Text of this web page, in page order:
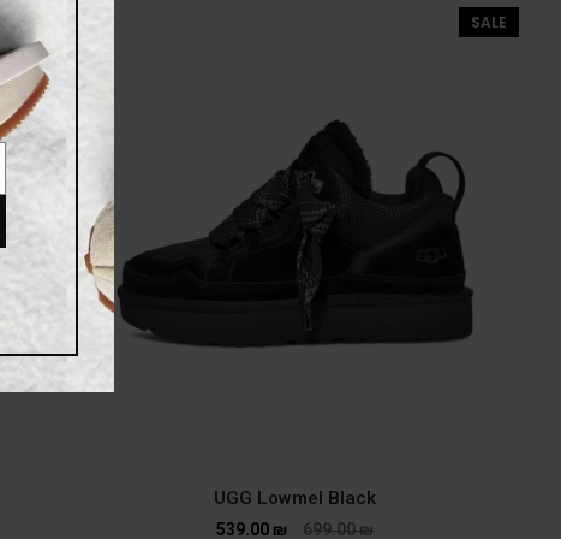
SALE
UGG Lowmel Black
699.00₪
539.00 ₪